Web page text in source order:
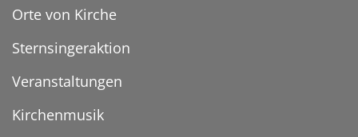
Orte von Kirche
Sternsingeraktion
Veranstaltungen
Kirchenmusik